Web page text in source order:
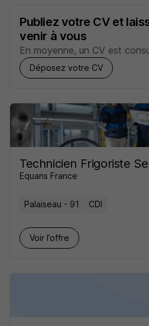
Publiez votre CV et
venir à vous
En moyenne, un CV est
Déposez votre CV
Technicien Frigoriste
Equans France
Palaiseau - 91 CDI
Voir l’offre